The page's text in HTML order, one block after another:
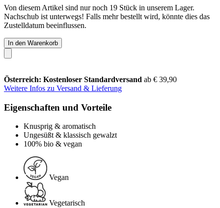
Von diesem Artikel sind nur noch 19 Stück in unserem Lager.
Nachschub ist unterwegs! Falls mehr bestellt wird, könnte dies das
Zustelldatum beeinflussen.
In den Warenkorb
Österreich: Kostenloser Standardversand ab € 39,90
Weitere Infos zu Versand & Lieferung
Eigenschaften und Vorteile
Knusprig & aromatisch
Ungesüßt & klassisch gewalzt
100% bio & vegan
Vegan
Vegetarisch